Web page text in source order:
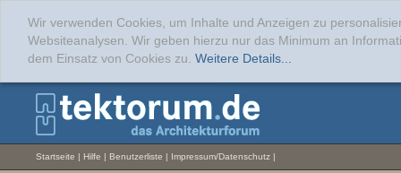
Wir verwenden Cookies, um Inhalte und Anzeigen zu
Websiteanalysen. Wir geben hierzu nur das Minimum an
dem Einsatz von Cookies zu. Weitere Details...
Startseite | Hilfe | Benutzerliste | Impressum/Datenschutz |